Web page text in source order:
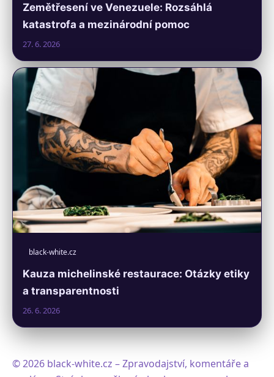
Zemětřesení ve Venezuele: Rozsáhlá
katastrofa a mezinárodní pomoc
27. 6. 2026
black-white.cz
Kauza michelinské restaurace: Otázky etiky
a transparentnosti
26. 6. 2026
© 2026 black-white.cz – Zpravodajství, komentáře a